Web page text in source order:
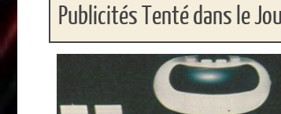
Publicités Tenté dans le